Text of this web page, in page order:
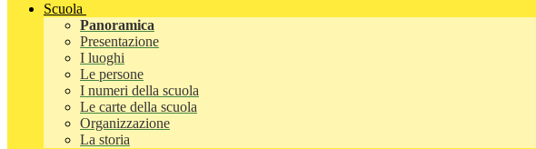
Scuola
Panoramica
Presentazione
I luoghi
Le persone
I numeri della scuola
Le carte della scuola
Organizzazione
La storia